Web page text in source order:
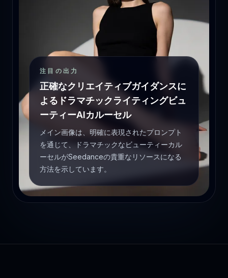
注目の出力
正確なクリエイティブガイダンスに
よるドラマチックライティングビュ
ーティーAIカルーセル
メイン画像は、明確に表現されたプロンプト
を通じて、ドラマチックなビューティーカル
ーセルがSeedanceの貴重なリソースになる
方法を示しています。